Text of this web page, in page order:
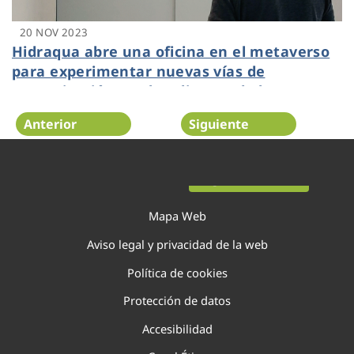
20 NOV 2023
Hidraqua abre una oficina en el metaverso
para experimentar nuevas vías de
comunicación con los clientes de la
Comunitat Valenciana
Anterior Siguiente
Mapa Web
Aviso legal y privacidad de la web
Política de cookies
Protección de datos
Accesibilidad